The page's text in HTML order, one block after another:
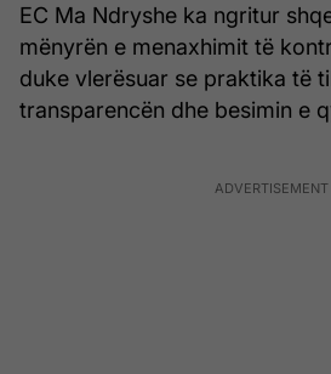
EC Ma Ndryshe ka ngritur
mënyrën e menaxhimit të
duke vlerësuar se praktika të
transparencën dhe besimin e